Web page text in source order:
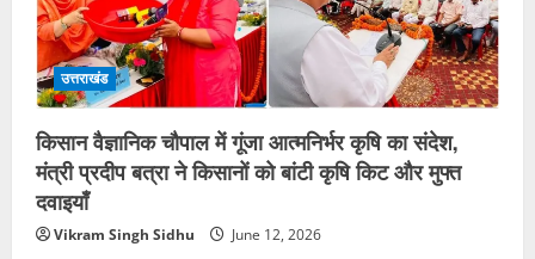
उत्तराखंड
किसान वैज्ञानिक चौपाल में गूंजा आत्मनिर्भर कृषि का संदेश,
मंत्री प्रदीप बत्रा ने किसानों को बांटी कृषि किट और मुफ्त
दवाइयाँ
Vikram Singh Sidhu June 12, 2026